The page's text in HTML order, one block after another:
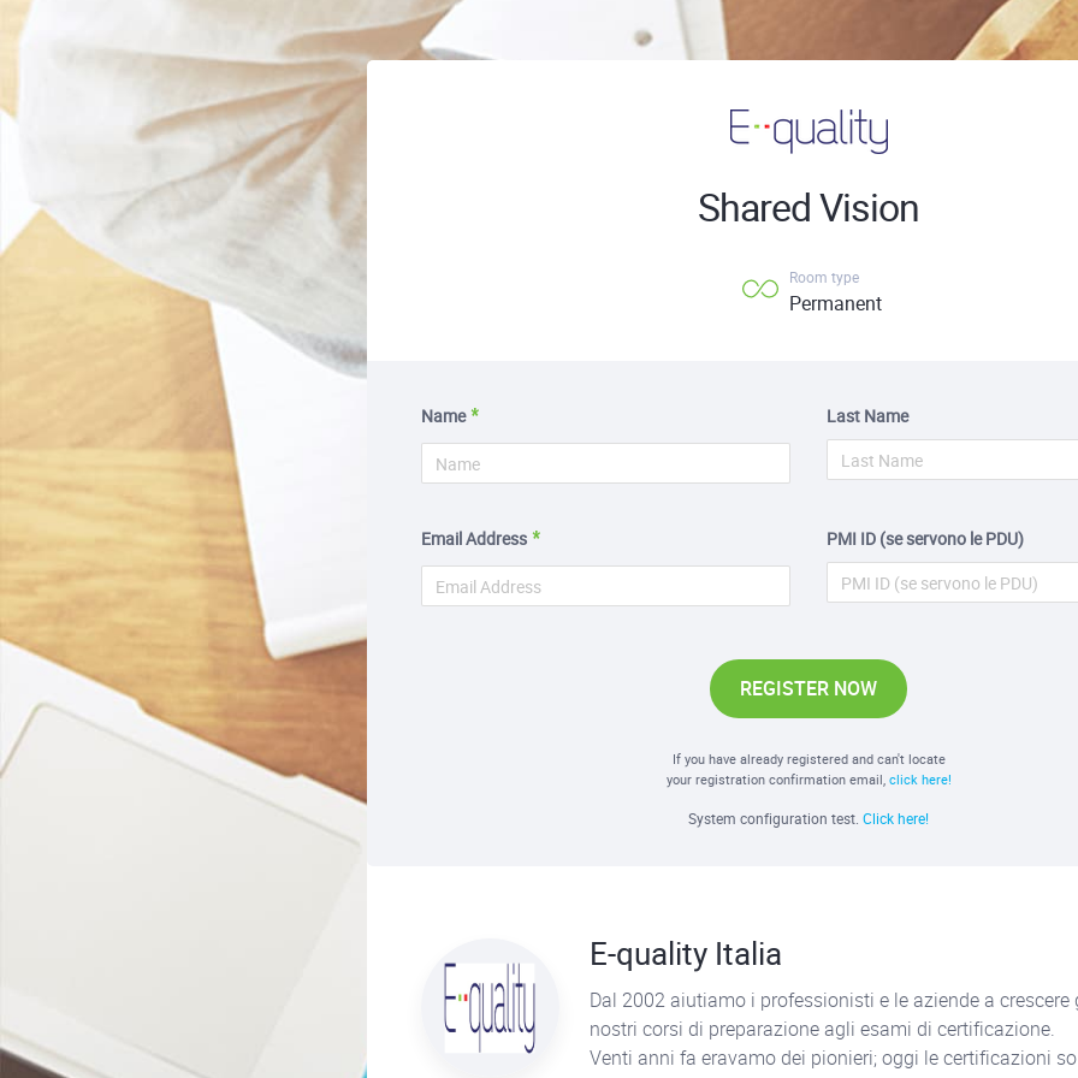
Shared Vision
Room type
Permanent
Name Last Name
Email Address PMI ID (se servono le PDU)
REGISTER NOW
If you have already registered and can't locate
your registration confirmation email, click here!
System configuration test. Click here!
E-quality Italia
Dal 2002 aiutiamo i professionisti e le aziende a crescere
nostri corsi di preparazione agli esami di certificazione.
Venti anni fa eravamo dei pionieri; oggi le certificazioni